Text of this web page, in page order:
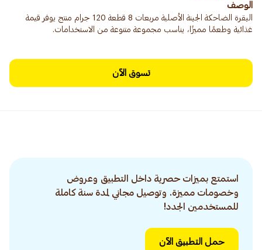
الوصف
البقرة الضاحكة الجبنة الأصلية مربعات 8 قطعة 120 جرام منتج يوفر قيمة
غذائية وطعمًا مميزًا، يناسب مجموعة متنوعة من الاستخدامات.
تسوق الآن
استمتع بميزات حصرية داخل التطبيق وعروض
وخصومات مميزة. وتوصيل مجاني لمدة سنة كاملة
للمستخدمين الجدد!
حمل التطبيق الآن